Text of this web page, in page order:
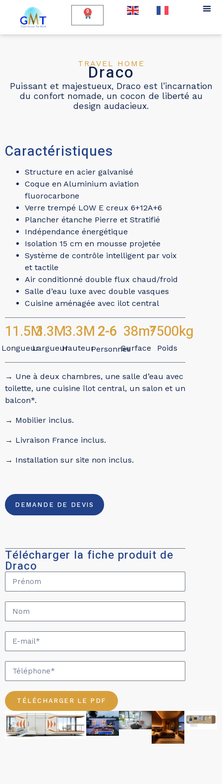
0
TRAVEL HOME
Draco
Puissant et majestueux, Draco est l’incarnation
du confort nomade, un cocon de liberté au
design audacieux.
Caractéristiques
Structure en acier galvanisé
Coque en Aluminium aviation
fluorocarbone
Verre trempé LOW E creux 6+12A+6
Plancher étanche Pierre et Stratifié
Indépendance énergétique
Isolation 15 cm en mousse projetée
Système de contrôle intelligent par voix
et tactile
Air conditionné double flux chaud/froid
Salle d’eau luxe avec double vasques
Cuisine aménagée avec ilot central
Longueur
11.5M
Largueur
3.3M
Hauteur
3.3M 2-6
PersonnesSurface
38m²
Poids
7500kg
→ Une à deux chambres, une salle d’eau avec
toilette, une cuisine îlot central, un salon et un
balcon*.
→ Mobilier inclus.
→ Livraison France inclus.
→ Installation sur site non inclus.
DEMANDE DE DEVIS
Télécharger la fiche produit de
Draco
TÉLÉCHARGER LE PDF